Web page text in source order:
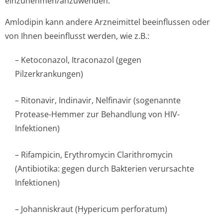
Amlodipin kann andere Arzneimittel beeinflussen oder
von Ihnen beeinflusst werden, wie z.B.:
– Ketoconazol, Itraconazol (gegen
Pilzerkrankungen)
– Ritonavir, Indinavir, Nelfinavir (sogenannte
Protease-Hemmer zur Behandlung von HIV-
Infektionen)
– Rifampicin, Erythromycin Clarithromycin
(Antibiotika: gegen durch Bakterien verursachte
Infektionen)
– Johanniskraut (Hypericum perforatum)